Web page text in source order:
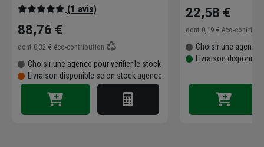
(1 avis)
88,76 €
dont 0,32 € éco-contribution
Choisir une agence pour vérifier le stock
Livraison disponible selon stock agence
22,58 €
dont 0,19 € éco-
Choisir une agence
Livraison disponible